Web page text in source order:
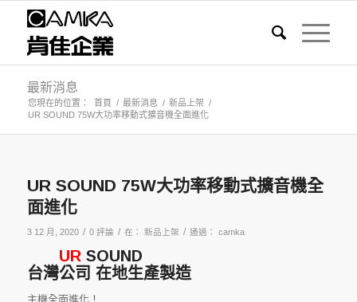
最新消息
您現在的位置： 首頁 / 最新消息 / 新品上架 /
UR SOUND 75W大功率移動式擴音機全面進化
UR SOUND 75W大功率移動式擴音機全
面進化
3 12 月, 2020 / 0 評論 / 在： 新品上架 / 通過： camka
UR SOUND
台灣公司 在地生產製造
主機全面進化！